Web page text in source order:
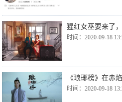
猩红女巫要来了
时间：2020-09-18
《琅琊榜》在赤
时间：2020-09-18